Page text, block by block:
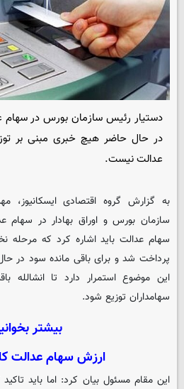
دستیار رئیس سازمان بورس در سهام
در حال حاضر هیچ خبری مبنی بر
عدالت نیست.
به گزارش گروه اقتصادیایسکانیوز،
سازمان بورس و اوراق بهادار در
پرداخت شد و برای باقی مانده سود در
این موضوع استمرار دارد تا انشالله
سهامداران توزیع شود.
بیشتر
ارزش سهام عدالت
این مقام مسئول بیان کرد: اما باید